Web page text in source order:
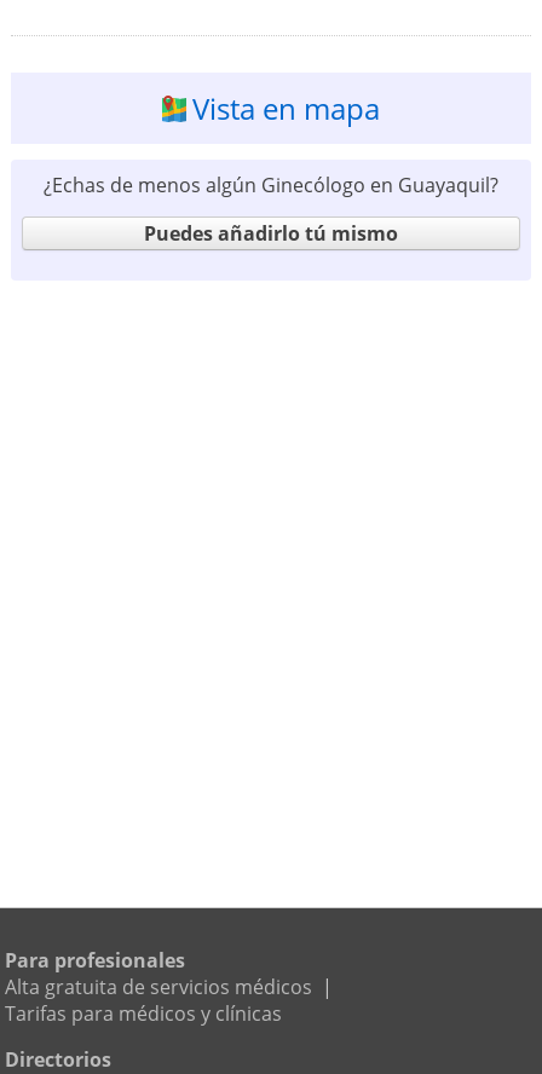
Vista en mapa
¿Echas de menos algún Ginecólogo en Guayaquil?
Puedes añadirlo tú mismo
Para profesionales
Alta gratuita de servicios médicos |
Tarifas para médicos y clínicas
Directorios